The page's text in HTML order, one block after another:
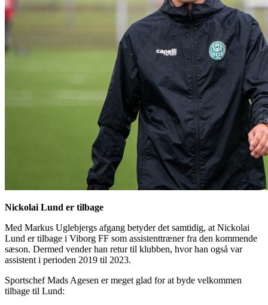
Nickolai Lund er tilbage
Med Markus Uglebjergs afgang betyder det samtidig, at Nickolai
Lund er tilbage i Viborg FF som assistenttræner fra den kommende
sæson. Dermed vender han retur til klubben, hvor han også var
assistent i perioden 2019 til 2023.
Sportschef Mads Agesen er meget glad for at byde velkommen
tilbage til Lund: